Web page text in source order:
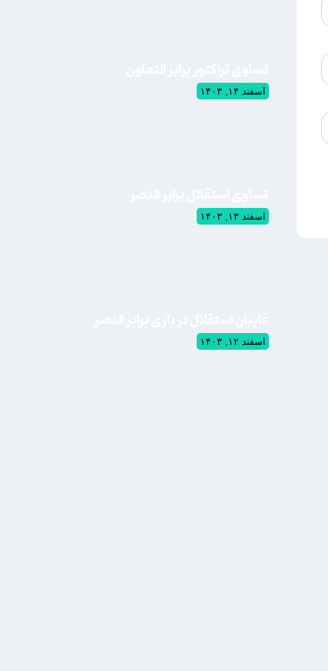
اسفند ۱۴, ۱۴۰۳
اسفند ۱۳, ۱۴۰۳
اسفند ۱۲, ۱۴۰۳